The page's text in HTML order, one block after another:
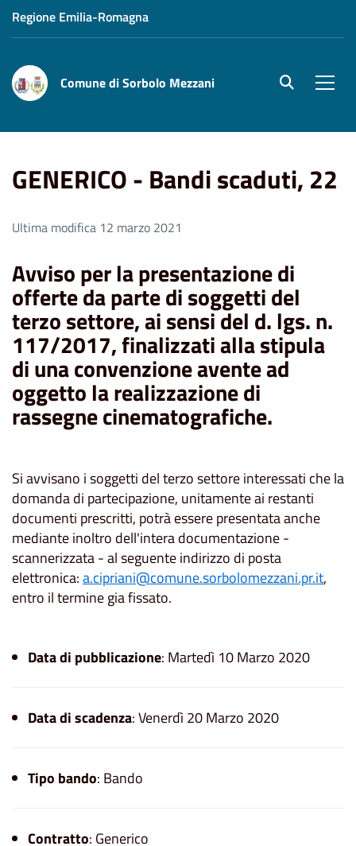
Regione Emilia-Romagna
Comune di Sorbolo Mezzani site.searc
GENERICO - Bandi scaduti, 22
Ultima modifica 12 marzo 2021
Avviso per la presentazione di
offerte da parte di soggetti del
terzo settore, ai sensi del d. lgs. n.
117/2017, finalizzati alla stipula
di una convenzione avente ad
oggetto la realizzazione di
rassegne cinematografiche.
Si avvisano i soggetti del terzo settore interessati che la
domanda di partecipazione, unitamente ai restanti
documenti prescritti, potrà essere presentata anche
mediante inoltro dell'intera documentazione -
scannerizzata - al seguente indirizzo di posta
elettronica:a.cipriani@comune.sorbolomezzani.pr.it,
entro il termine gia fissato.
Data di pubblicazione: Martedì 10 Marzo 2020
Data di scadenza: Venerdì 20 Marzo 2020
Tipo bando: Bando
Contratto: Generico